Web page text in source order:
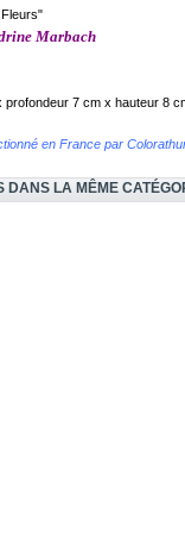
Marbach
profondeur 7 cm x hauteur 8
en France par
DANS LA MÊME